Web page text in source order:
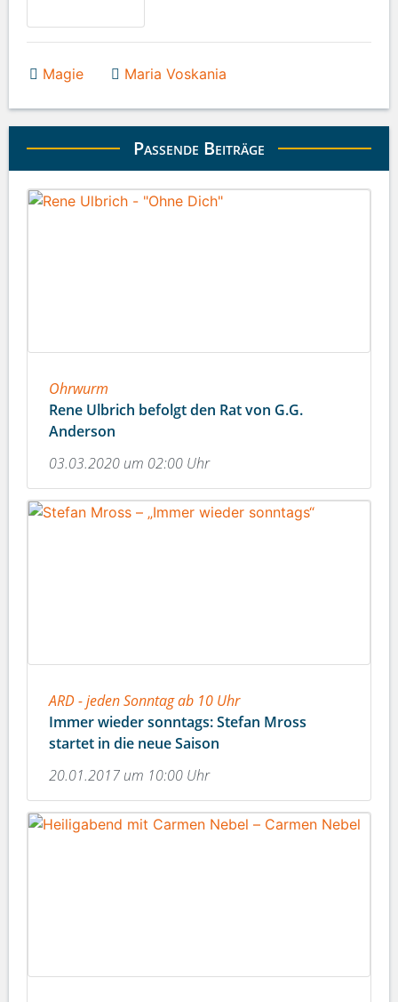
Magie Maria Voskania
Passende Beiträge
Ohrwurm
Rene Ulbrich befolgt den Rat von G.G.
Anderson
03.03.2020 um 02:00 Uhr
ARD - jeden Sonntag ab 10 Uhr
Immer wieder sonntags: Stefan Mross
startet in die neue Saison
20.01.2017 um 10:00 Uhr